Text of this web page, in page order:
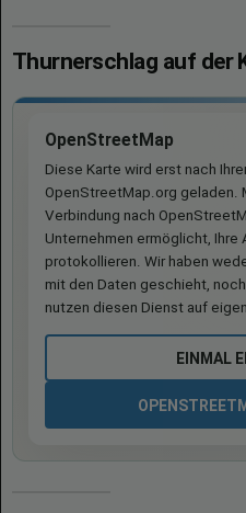
Thurnerschlag auf der
OpenStreetMap
Diese Karte wird erst nach
OpenStreetMap.org geladen.
Verbindung nach
Unternehmen ermöglicht,
protokollieren. Wir haben
mit den Daten geschieht,
nutzen diesen Dienst auf
EINMAL